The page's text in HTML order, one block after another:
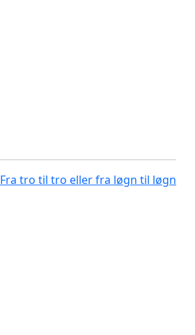
Fra tro til tro eller fra løgn til løgn